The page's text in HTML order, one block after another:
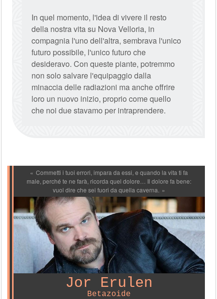
In quel momento, l'idea di vivere il resto
della nostra vita su Nova Velloria, in
compagnia l'uno dell'altra, sembrava l'unico
futuro possibile, l'unico futuro che
desideravo. Con queste piante, potremmo
non solo salvare l'equipaggio dalla
minaccia delle radiazioni ma anche offrire
loro un nuovo inizio, proprio come quello
che noi due stavamo per intraprendere.
Commetti i tuoi errori, impara da essi, e quando la vita ti fa
male, perché te ne farà, ricorda quel dolore… Il dolore fa bene:
vuol dire che sei fuori da quella caverna.
Jor Erulen
Betazoide